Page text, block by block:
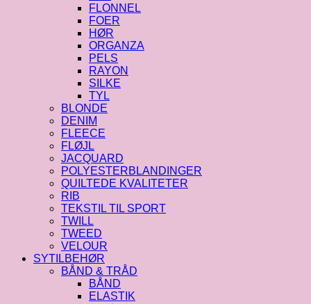
FLONNEL
FOER
HØR
ORGANZA
PELS
RAYON
SILKE
TYL
BLONDE
DENIM
FLEECE
FLØJL
JACQUARD
POLYESTERBLANDINGER
QUILTEDE KVALITETER
RIB
TEKSTIL TIL SPORT
TWILL
TWEED
VELOUR
SYTILBEHØR
BÅND & TRÅD
BÅND
ELASTIK